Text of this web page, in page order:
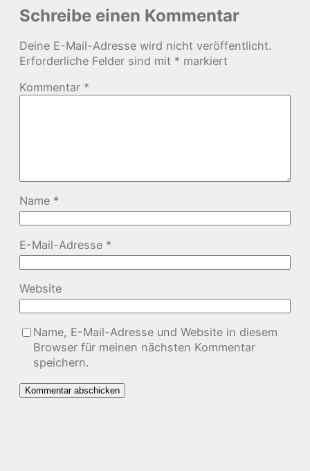
Schreibe einen Kommentar
Deine E-Mail-Adresse wird nicht veröffentlicht.
Erforderliche Felder sind mit * markiert
Kommentar *
Name *
E-Mail-Adresse *
Website
Name, E-Mail-Adresse und Website in diesem
Browser für meinen nächsten Kommentar
speichern.